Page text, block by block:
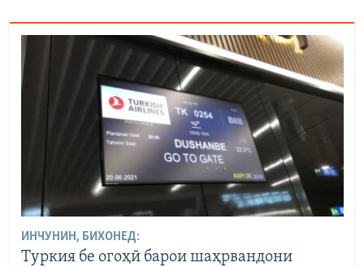
ИНЧУНИН, БИХОНЕД:
Туркия бе огоҳӣ барои шаҳрвандони